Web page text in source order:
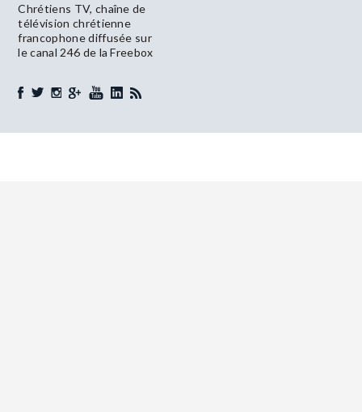
Chrétiens TV, chaîne de
télévision chrétienne
francophone diffusée sur
le canal 246 de la Freebox